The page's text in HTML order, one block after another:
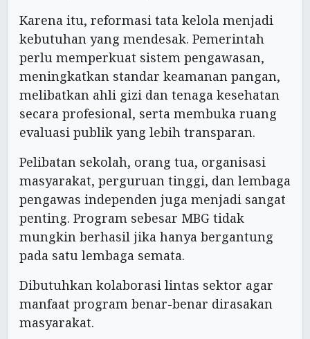
Karena itu, reformasi tata kelola menjadi
kebutuhan yang mendesak. Pemerintah
perlu memperkuat sistem pengawasan,
meningkatkan standar keamanan pangan,
melibatkan ahli gizi dan tenaga kesehatan
secara profesional, serta membuka ruang
evaluasi publik yang lebih transparan.
Pelibatan sekolah, orang tua, organisasi
masyarakat, perguruan tinggi, dan lembaga
pengawas independen juga menjadi sangat
penting. Program sebesar MBG tidak
mungkin berhasil jika hanya bergantung
pada satu lembaga semata.
Dibutuhkan kolaborasi lintas sektor agar
manfaat program benar-benar dirasakan
masyarakat.